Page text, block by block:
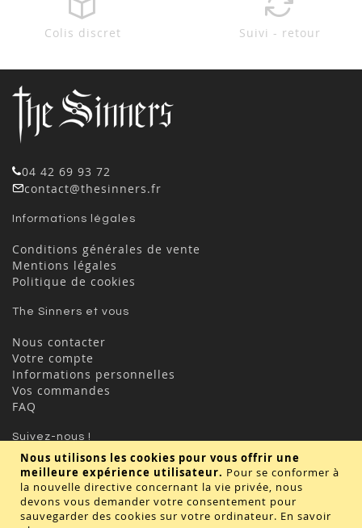
Nous utilisons les cookies pour vous offrir une
meilleure expérience utilisateur. Pour se conformer à
la nouvelle directive concernant la vie privée, nous
devons vous demander votre consentement pour
sauvegarder des cookies sur votre ordinateur. En savoir
Colis discret Suivi - retour
04 42 69 93 72
contact@thesinners.fr
Informations légales
Conditions générales de vente
Mentions légales
Politique de cookies
The Sinners et vous
Nous contacter
Votre compte
Informations personnelles
Vos commandes
FAQ
Suivez-nous !